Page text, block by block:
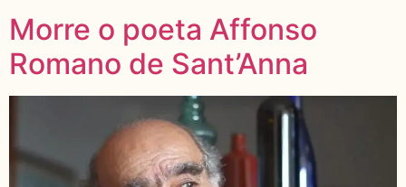
Morre o poeta Affonso
Romano de Sant’Anna